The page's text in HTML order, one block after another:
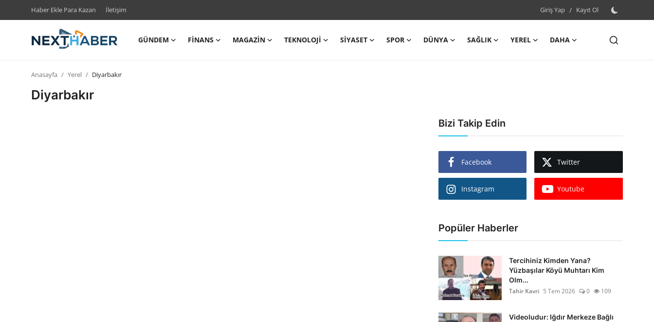
Haber Ekle Para Kazan İletişim Giriş Yap / Kayıt Ol
GÜNDEM FINANS MAGAZIN TEKNOLOJI SIYASET SPOR DÜNYA SAĞLIK YEREL
DAHA
Anasayfa Yerel Diyarbakır
Diyarbakır
Bizi Takip Edin
Facebook Twitter
Instagram Youtube
Popüler Haberler
Tercihiniz Kimden Yana?
Yüzbaşılar Köyü Muhtarı Kim
Olm...
Tahir Kavri 5 Tem 2026 0 109
Videoludur: Iğdır Merkeze Bağlı